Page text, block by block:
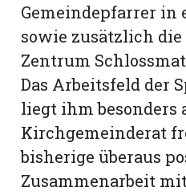
Gemeindepfarrer in
sowie zusätzlich
Zentrum
Das Arbeitsfeld der
liegt ihm besonders
Kirchgemeinderat
bisherige überaus
Zusammenarbeit